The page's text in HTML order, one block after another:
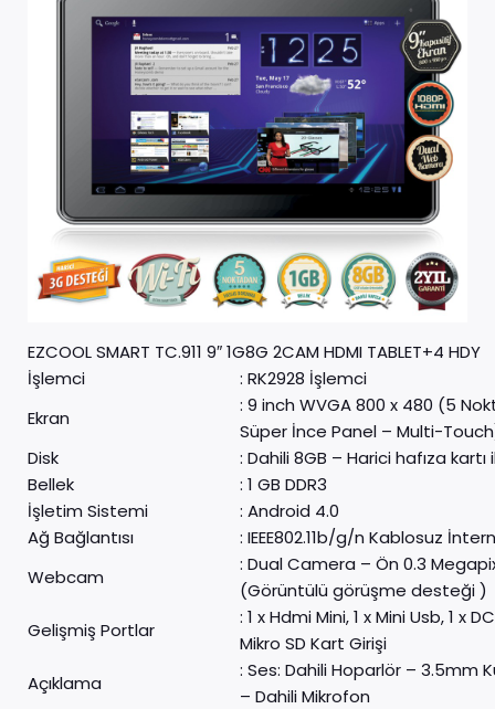
EZCOOL SMART TC.911 9″ 1G8G 2CAM HDMI TABLET+4 HDY
İşlemci
: RK2928 İşlemci
Ekran
: 9 inch WVGA 800 x 480 (5
Süper İnce Panel – Multi-
Disk
: Dahili 8GB – Harici hafıza
Bellek
: 1 GB DDR3
İşletim Sistemi
: Android 4.0
Ağ Bağlantısı
: IEEE802.11b/g/n Kablosuz
Webcam
: Dual Camera – Ön 0.3
(Görüntülü görüşme desteği )
Gelişmiş Portlar
: 1 x Hdmi Mini, 1 x Mini Usb, 1 x
Mikro SD Kart Girişi
Açıklama
: Ses: Dahili Hoparlör – 3.5mm
– Dahili Mikrofon